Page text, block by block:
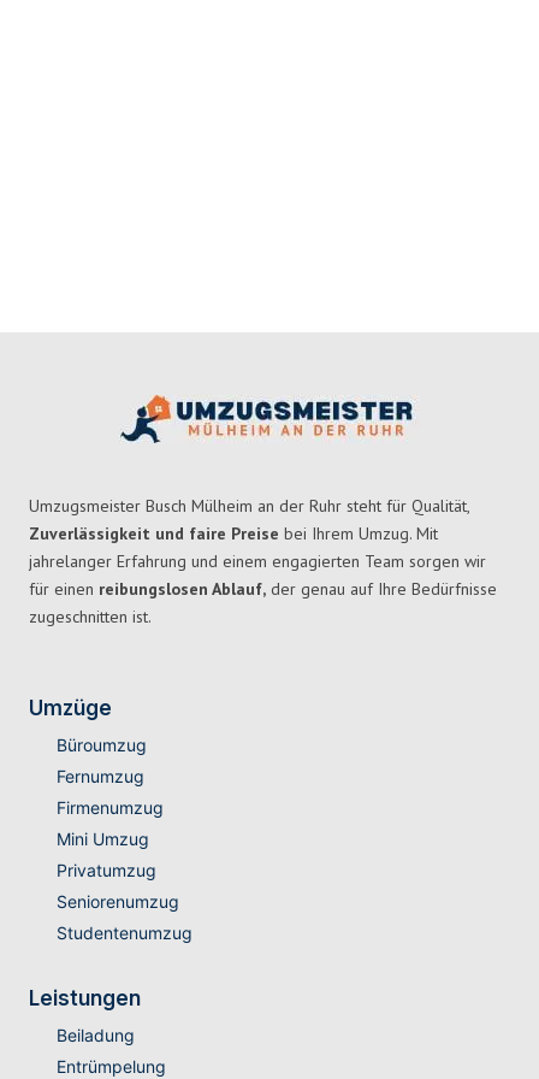
Umzugsmeister Busch Mülheim an der Ruhr steht für Qualität,
Zuverlässigkeit und faire Preise bei Ihrem Umzug. Mit
jahrelanger Erfahrung und einem engagierten Team sorgen wir
für einen reibungslosen Ablauf, der genau auf Ihre Bedürfnisse
zugeschnitten ist.
Umzüge
Büroumzug
Fernumzug
Firmenumzug
Mini Umzug
Privatumzug
Seniorenumzug
Studentenumzug
Leistungen
Beiladung
Entrümpelung